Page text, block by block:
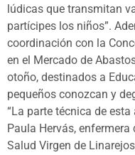
lúdicas que transmitan
partícipes los niños”.
coordinación con la
en el Mercado de
otoño, destinados a
pequeños conozcan y
“La parte técnica de
Paula Hervás,
Salud Virgen de